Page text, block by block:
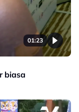
01:23
biasa